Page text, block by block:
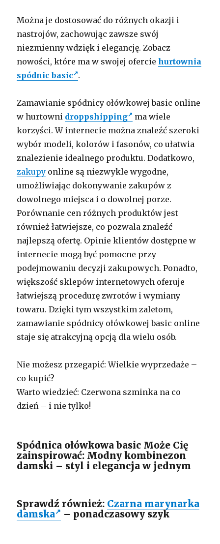
Można je dostosować do różnych okazji i
nastrojów, zachowując zawsze swój
niezmienny wdzięk i elegancję. Zobacz
nowości, które ma w swojej oferciehurtownia
spódnic basic .
Zamawianie spódnicy ołówkowej basic online
w hurtowni droppshipping
ma wiele
korzyści. W internecie można znaleźć szeroki
wybór modeli, kolorów i fasonów, co ułatwia
znalezienie idealnego produktu. Dodatkowo,
zakupy online są niezwykle wygodne,
umożliwiając dokonywanie zakupów z
dowolnego miejsca i o dowolnej porze.
Porównanie cen różnych produktów jest
również łatwiejsze, co pozwala znaleźć
najlepszą ofertę. Opinie klientów dostępne w
internecie mogą być pomocne przy
podejmowaniu decyzji zakupowych. Ponadto,
większość sklepów internetowych oferuje
łatwiejszą procedurę zwrotów i wymiany
towaru. Dzięki tym wszystkim zaletom,
zamawianie spódnicy ołówkowej basic online
staje się atrakcyjną opcją dla wielu osób.
Nie możesz przegapić: Wielkie wyprzedaże –
co kupić?
Warto wiedzieć: Czerwona szminka na co
dzień – i nie tylko!
Spódnica ołówkowa basic Może Cię
zainspirować: Modny kombinezon
damski – styl i elegancja w jednym
Sprawdź również: Czarna marynarka
damska
– ponadczasowy szyk